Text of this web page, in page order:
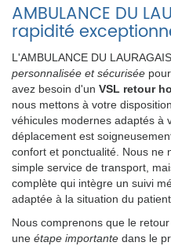
AMBULANCE DU
rapidité
L'AMBULANCE DU
personnalisée et sécurisée
avez besoin d'un VSL retour
nous mettons à votre
véhicules modernes adaptés à
déplacement est
confort et ponctualité. Nous ne
simple service de transport,
complète qui intègre un suivi
adaptée à la situation du
Nous comprenons que le
une étape importante dans le